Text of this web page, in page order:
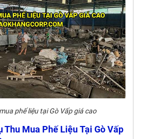
phế liệu tại Gò Vấp giá cao
Thu Mua Phế Liệu Tại Gò Vấp